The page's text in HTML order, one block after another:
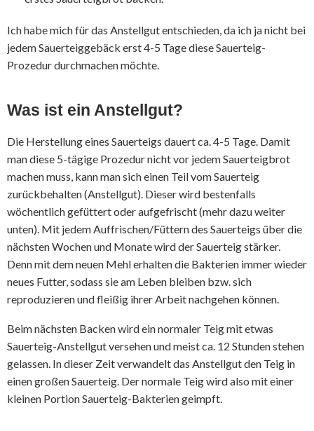
Ich habe mich für das Anstellgut entschieden, da ich ja nicht bei
jedem Sauerteiggebäck erst 4-5 Tage diese Sauerteig-
Prozedur durchmachen möchte.
Was ist ein Anstellgut?
Die Herstellung eines Sauerteigs dauert ca. 4-5 Tage. Damit
man diese 5-tägige Prozedur nicht vor jedem Sauerteigbrot
machen muss, kann man sich einen Teil vom Sauerteig
zurückbehalten (Anstellgut). Dieser wird bestenfalls
wöchentlich gefüttert oder aufgefrischt (mehr dazu weiter
unten). Mit jedem Auffrischen/Füttern des Sauerteigs über die
nächsten Wochen und Monate wird der Sauerteig stärker.
Denn mit dem neuen Mehl erhalten die Bakterien immer wieder
neues Futter, sodass sie am Leben bleiben bzw. sich
reproduzieren und fleißig ihrer Arbeit nachgehen können.
Beim nächsten Backen wird ein normaler Teig mit etwas
Sauerteig-Anstellgut versehen und meist ca. 12 Stunden stehen
gelassen. In dieser Zeit verwandelt das Anstellgut den Teig in
einen großen Sauerteig. Der normale Teig wird also mit einer
kleinen Portion Sauerteig-Bakterien geimpft.